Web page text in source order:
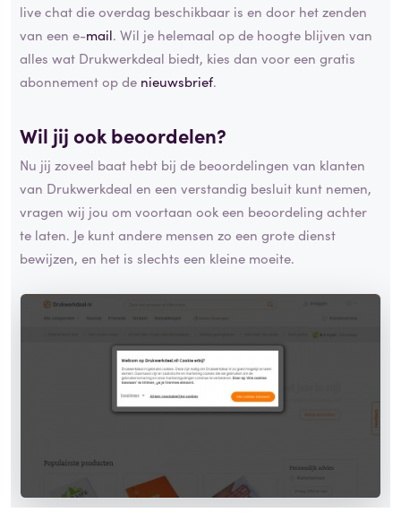
live chat die overdag beschikbaar is en door het zenden
van een e-mail. Wil je helemaal op de hoogte blijven van
alles wat Drukwerkdeal biedt, kies dan voor een gratis
abonnement op de nieuwsbrief.
Wil jij ook beoordelen?
Nu jij zoveel baat hebt bij de beoordelingen van klanten
van Drukwerkdeal en een verstandig besluit kunt nemen,
vragen wij jou om voortaan ook een beoordeling achter
te laten. Je kunt andere mensen zo een grote dienst
bewijzen, en het is slechts een kleine moeite.